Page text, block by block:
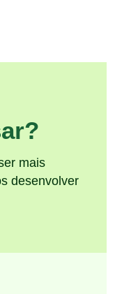
mais
desenvolver